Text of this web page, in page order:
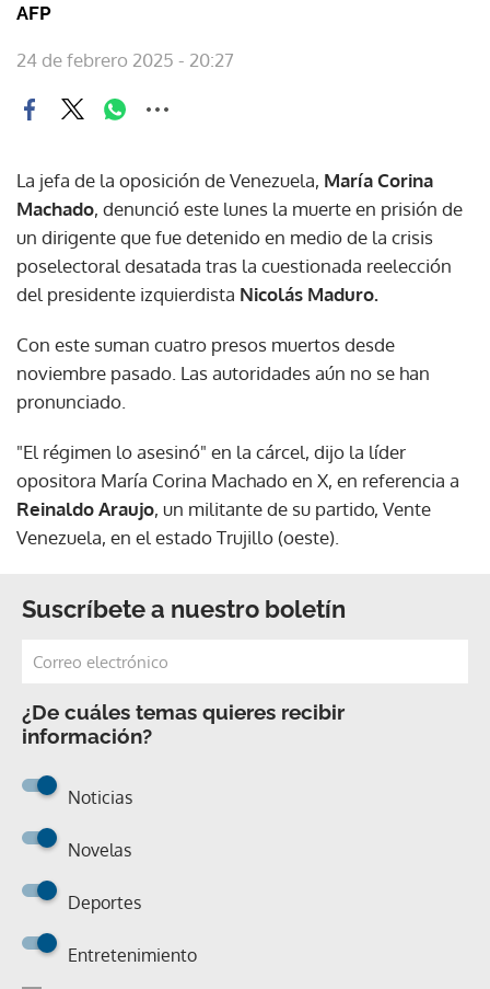
AFP
24 de febrero 2025 - 20:27
La jefa de la oposición de Venezuela, María Corina
Machado, denunció este lunes la muerte en prisión de
un dirigente que fue detenido en medio de la crisis
poselectoral desatada tras la cuestionada reelección
del presidente izquierdista Nicolás Maduro.
Con este suman cuatro presos muertos desde
noviembre pasado. Las autoridades aún no se han
pronunciado.
"El régimen lo asesinó" en la cárcel, dijo la líder
opositora María Corina Machado en X, en referencia a
Reinaldo Araujo, un militante de su partido, Vente
Venezuela, en el estado Trujillo (oeste).
Suscríbete a nuestro boletín
¿De cuáles temas quieres recibir
información?
Noticias
Novelas
Deportes
Entretenimiento